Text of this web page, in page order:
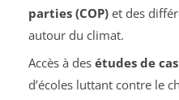
parties (COP)et des
autour du climat.
Accès à des études de cas
d’écoles luttant contre le